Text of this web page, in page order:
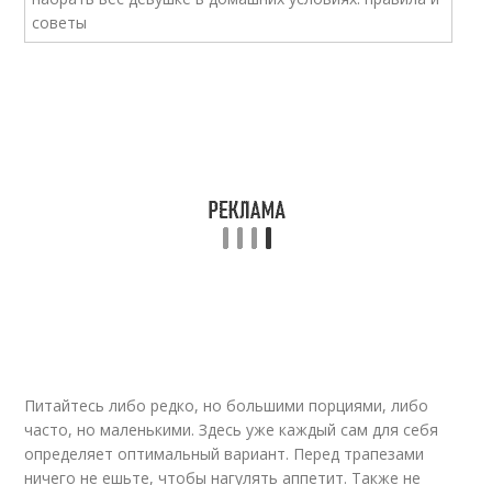
Питайтесь либо редко, но большими порциями, либо
часто, но маленькими. Здесь уже каждый сам для себя
определяет оптимальный вариант. Перед трапезами
ничего не ешьте, чтобы нагулять аппетит. Также не